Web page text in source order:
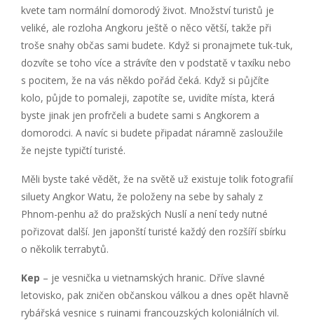
kvete tam normální domorodý život. Množství turistů je
veliké, ale rozloha Angkoru ještě o něco větší, takže při
troše snahy občas sami budete. Když si pronajmete tuk-tuk,
dozvíte se toho více a strávíte den v podstatě v taxíku nebo
s pocitem, že na vás někdo pořád čeká. Když si půjčíte
kolo, půjde to pomaleji, zapotíte se, uvidíte místa, která
byste jinak jen profrčeli a budete sami s Angkorem a
domorodci. A navíc si budete připadat náramně zasloužile
že nejste typičtí turisté.
Měli byste také vědět, že na světě už existuje tolik fotografií
siluety Angkor Watu, že položeny na sebe by sahaly z
Phnom-penhu až do pražských Nuslí a není tedy nutné
pořizovat další. Jen japonští turisté každý den rozšíří sbírku
o několik terrabytů.
Kep – je vesnička u vietnamských hranic. Dříve slavné
letovisko, pak zničen občanskou válkou a dnes opět hlavně
rybářská vesnice s ruinami francouzských koloniálních vil.